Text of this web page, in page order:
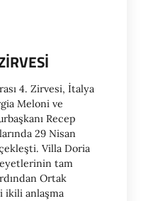
4. Zirvesi, İtalya
Meloni ve
Recep
29 Nisan
Villa Doria
tam
Ortak
ikili anlaşma